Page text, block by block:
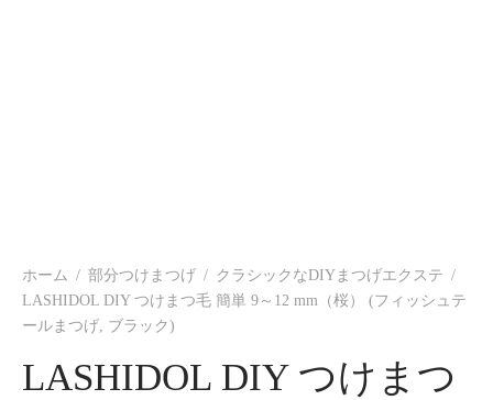
ホーム / 部分つけまつげ / クラシックなDIYまつげエクステ /
LASHIDOL DIY つけまつ毛 簡単 9～12 mm（桜） (フィッシュテ
ールまつげ, ブラック)
LASHIDOL DIY つけまつ